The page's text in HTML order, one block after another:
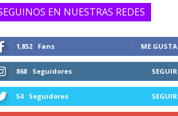
EN NUESTRAS REDES
1,852 Fans ME GUSTA
868 Seguidores SEGUIR
54 Seguidores SEGUIR